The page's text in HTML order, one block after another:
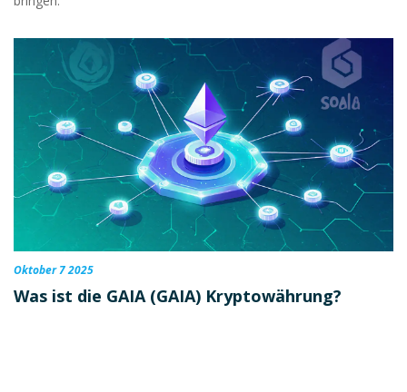
Oktober 7 2025
Was ist die GAIA (GAIA) Kryptowährung?